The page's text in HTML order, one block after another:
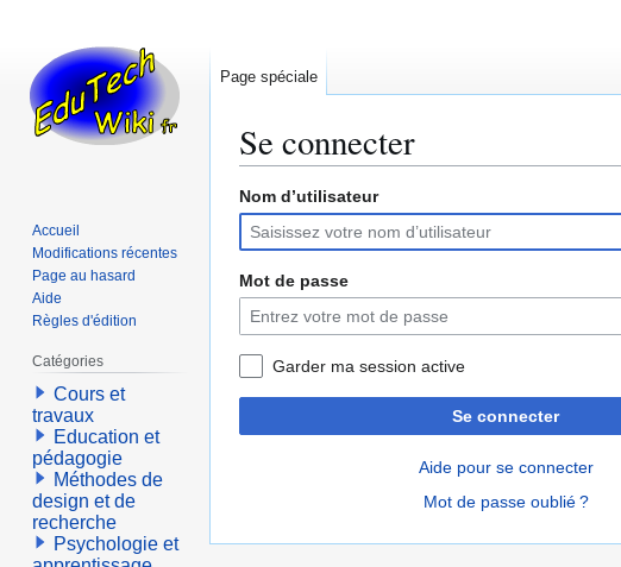
Se connecter
Aller
la
navigation
Aller
la
recherche
Nom d’utilisateur
Mot de passe
Garder ma session active
Se connecter
Aide pour se connecter
Mot de passe oublié ?
Page spéciale
Accueil
Modifications récentes
Page au hasard
Aide
Règles d'édition
Catégories
Cours et
travaux
Education et
pédagogie
Méthodes de
design et de
recherche
Psychologie et